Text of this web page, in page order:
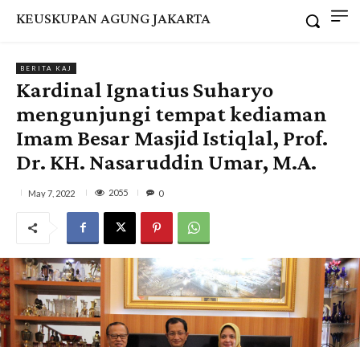
KEUSKUPAN AGUNG JAKARTA
BERITA KAJ
Kardinal Ignatius Suharyo
mengunjungi tempat kediaman
Imam Besar Masjid Istiqlal, Prof.
Dr. KH. Nasaruddin Umar, M.A.
May 7, 2022 2055 0